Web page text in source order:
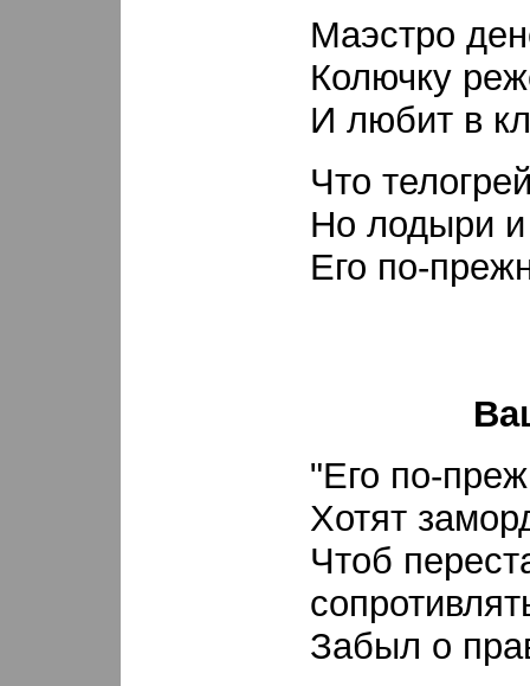
Маэстро
Колючку
И любит в
Что
Но лодыри и
Его по-
"Его по-
Хотят
Чтоб
Забыл о